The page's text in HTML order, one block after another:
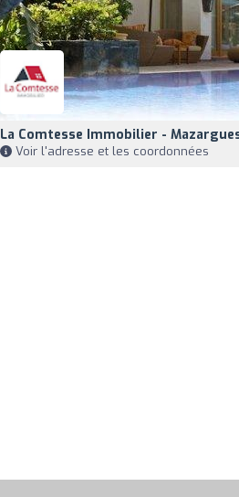
La Comtesse Immobilier -
Voir l'adresse et les coordonnées